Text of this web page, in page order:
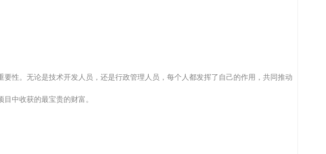
性。无论是技术开发人员，还是行政管理人员，每个人都发挥了自己的作用，共同推动
中收获的最宝贵的财富。